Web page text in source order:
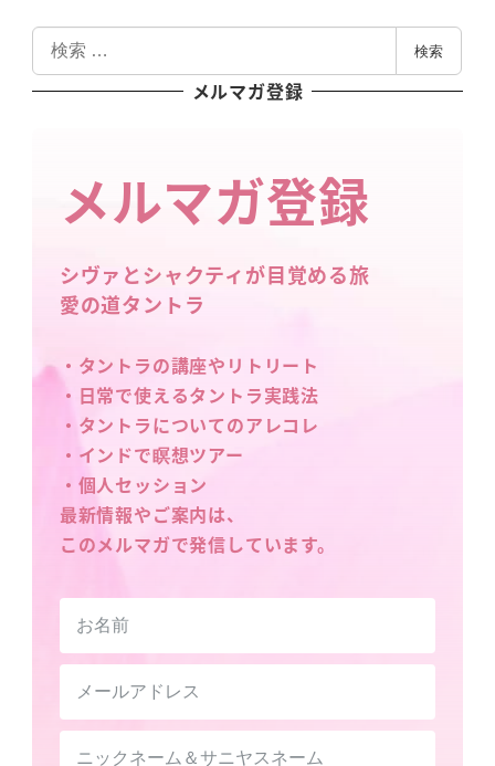
索
検索
メルマガ登録
メルマガ登録
シヴァとシャクティが目覚める旅
愛の道タントラ
・タントラの講座やリトリート
・日常で使えるタントラ実践法
・タントラについてのアレコレ
・インドで瞑想ツアー
・個人セッション
最新情報やご案内は、
このメルマガで発信しています。